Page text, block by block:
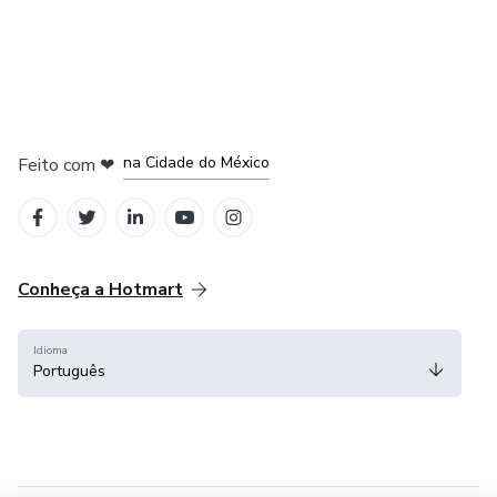
Feito com ❤ na Cidade do México
Conheça a Hotmart
Idioma
Português